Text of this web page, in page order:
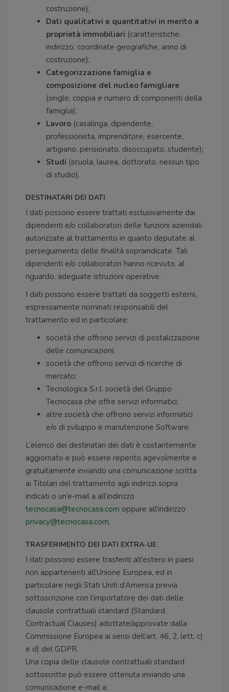
costruzione);
Dati qualitativi e quantitativi in merito a
proprietà immobiliari (caratteristiche,
indirizzo, coordinate geografiche, anno di
costruzione);
Categorizzazione famiglia e
composizione del nucleo famigliare
(single, coppia e numero di componenti della
famiglia);
Lavoro (casalinga, dipendente,
professionista, imprenditore, esercente,
artigiano, pensionato, disoccupato, studente);
Studi (scuola, laurea, dottorato, nessun tipo
di studio).
DESTINATARI DEI DATI
I dati possono essere trattati esclusivamente dai
dipendenti e/o collaboratori delle funzioni aziendali
autorizzate al trattamento in quanto deputate al
perseguimento delle finalità sopraindicate. Tali
dipendenti e/o collaboratori hanno ricevuto, al
riguardo, adeguate istruzioni operative.
I dati possono essere trattati da soggetti esterni,
espressamente nominati responsabili del
trattamento ed in particolare:
società che offrono servizi di postalizzazione
delle comunicazioni;
società che offrono servizi di ricerche di
mercato;
Tecnologica S.r.l. società del Gruppo
Tecnocasa che offre servizi informatici;
altre società che offrono servizi informatici
e/o di sviluppo e manutenzione Software.
L’elenco dei destinatari dei dati è costantemente
aggiornato e può essere reperito agevolmente e
gratuitamente inviando una comunicazione scritta
ai Titolari del trattamento agli indirizzi sopra
indicati o un’e-mail a all’indirizzo
tecnocasa@tecnocasa.com oppure all'indirizzo
privacy@tecnocasa.com.
TRASFERIMENTO DEI DATI EXTRA-UE
I dati possono essere trasferiti all'estero in paesi
non appartenenti all’Unione Europea, ed in
particolare negli Stati Uniti d’America previa
sottoscrizione con l’importatore dei dati delle
clausole contrattuali standard (Standard
Contractual Clauses) adottate/approvate dalla
Commissione Europea ai sensi dell’art. 46, 2, lett. c)
e d) del GDPR.
Una copia delle clausole contrattuali standard
sottoscritte può essere ottenuta inviando una
comunicazione e-mail a: